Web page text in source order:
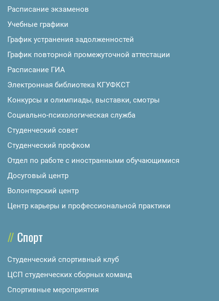
Расписание экзаменов
Учебные графики
График устранения задолженностей
График повторной промежуточной аттестации
Расписание ГИА
Электронная библиотека КГУФКСТ
Конкурсы и олимпиады, выставки, смотры
Социально-психологическая служба
Студенческий совет
Студенческий профком
Отдел по работе с иностранными обучающимися
Досуговый центр
Волонтерский центр
Центр карьеры и профессиональной практики
Спорт
Студенческий спортивный клуб
ЦСП студенческих сборных команд
Спортивные мероприятия